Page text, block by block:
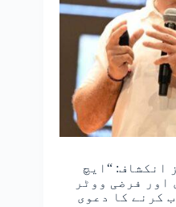
انکشاف: “ایچ
اور فرضی ووٹر
کرنے کا دعوی